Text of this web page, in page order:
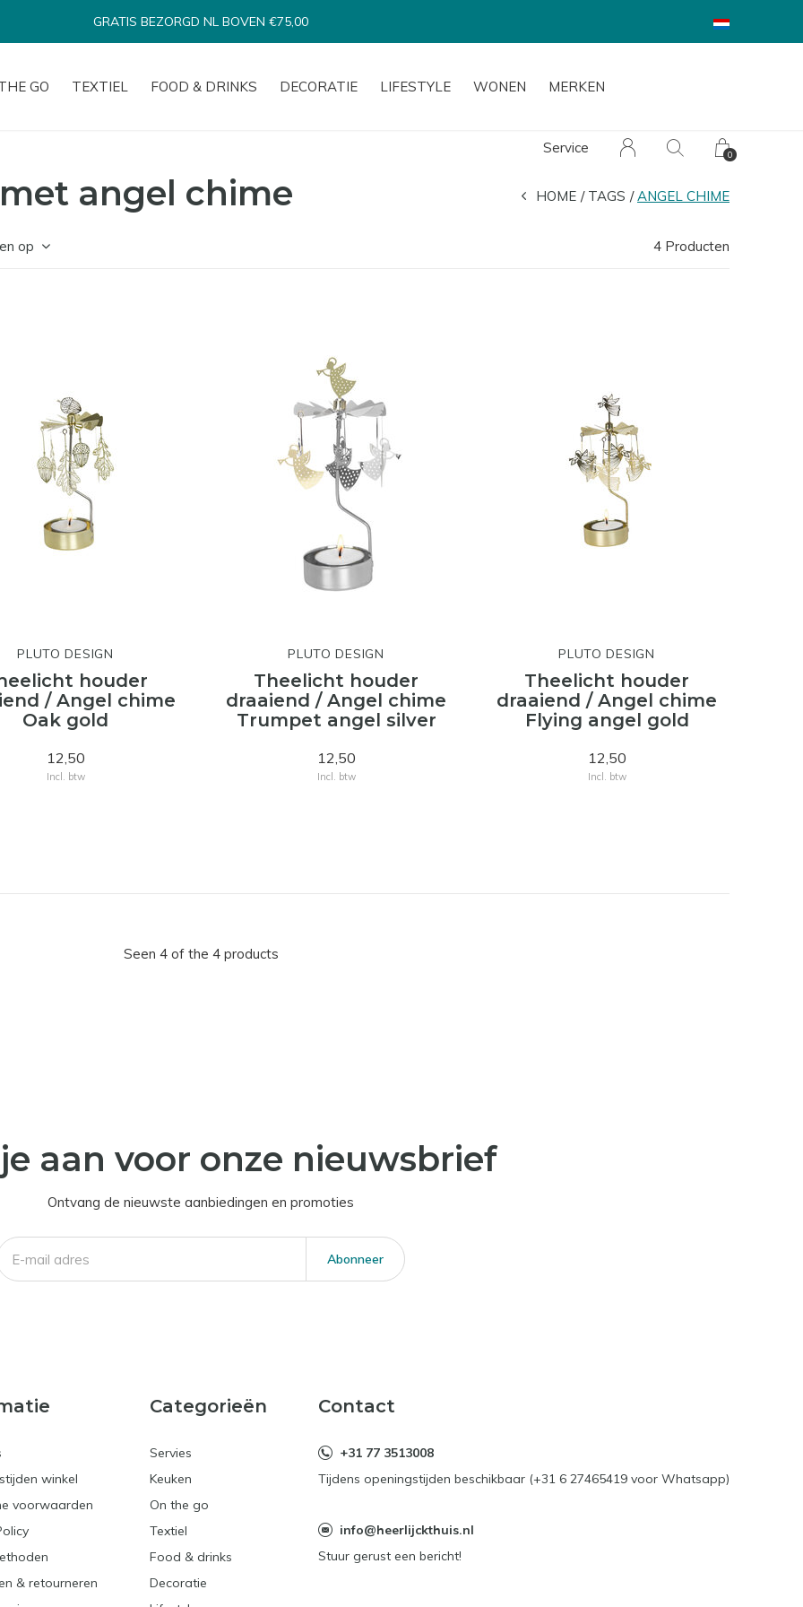
GO TEXTIEL FOOD & DRINKS DECORATIE LIFESTYLE WONEN MERKEN
Service 0
BINNEN 1-3 WERKDAGEN VERSTUURD*
angel chime HOME TAGS ANGEL CHIME
op 4 Producten
PLUTO DESIGN
houder
/ Angel chime
Oak gold
12,50
Incl. btw
PLUTO DESIGN
Theelicht houder
draaiend / Angel chime
Trumpet angel silver
12,50
Incl. btw
PLUTO DESIGN
Theelicht houder
draaiend / Angel chime
Flying angel gold
12,50
Incl. btw
Seen 4 of the 4 products
aan voor onze nieuwsbrief
Ontvang de nieuwste aanbiedingen en promoties
Abonneer
winkel
voorwaarden
& retourneren
Categorieën
Servies
Keuken
On the go
Textiel
Food & drinks
Decoratie
Contact
+31 77 3513008
Tijdens openingstijden beschikbaar (+31 6 27465419 voor Whatsapp)
info@heerlijckthuis.nl
Stuur gerust een bericht!